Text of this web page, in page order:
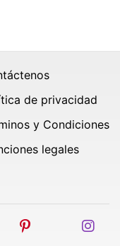
de privacidad
y Condiciones
legales
pinterest